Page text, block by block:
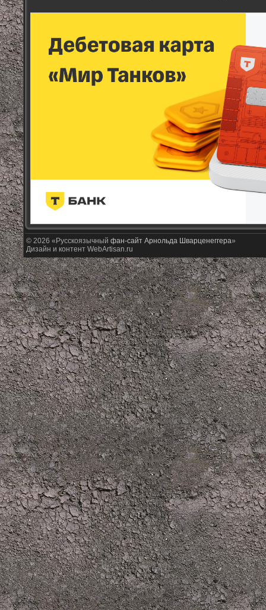
© 2026 «Русскоязычный фан-сайт Арнольда Шварценеггера»
Дизайн и контент WebArtisan.ru